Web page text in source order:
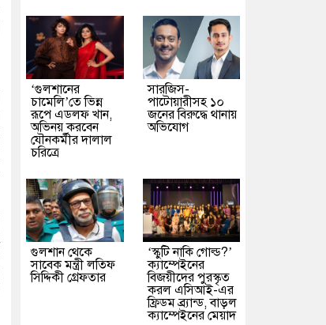
‘গুলশানের
চামেলি’তে ভিন্ন
রূপে এডলফ খান,
অভিনয় করবেন
যৌনকর্মীর দালাল
চরিত্রে
সারজিস-
পাটোয়ারীসহ ১০
জনের বিরুদ্ধে থানায়
অভিযোগ
গুলশান থেকে
সাবেক মন্ত্রী লতিফ
সিদ্দিকী গ্রেফতার
‘স্কুটি নাকি গোল্ড?’
ক্যাম্পেইনের
বিজয়ীদের পুরস্কৃত
করল এসিআই-এর
ফ্রিডম ব্র্যান্ড, বাড়ল
ক্যাম্পেইনের মেয়াদ